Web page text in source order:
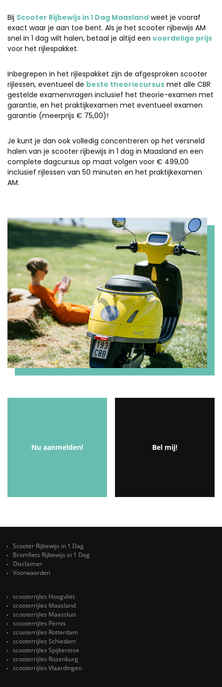
Bij Scooter Rijbewijs in 1 Dag Maasland weet je vooraf
exact waar je aan toe bent. Als je het scooter rijbewijs AM
snel in 1 dag wilt halen, betaal je altijd een voordelige prijs
voor het rijlespakket.
Inbegrepen in het rijlespakket zijn de afgesproken scooter
rijlessen, eventueel de beste theoriecursus met alle CBR
gestelde examenvragen inclusief het theorie-examen met
garantie, en het praktijkexamen met eventueel examen
garantie (meerprijs € 75,00)!
Je kunt je dan ook volledig concentreren op het versneld
halen van je scooter rijbewijs in 1 dag in Maasland en een
complete dagcursus op maat volgen voor € 499,00
inclusief rijlessen van 50 minuten en het praktijkexamen
AM.
Nu aanmelden! Bel mij!
Scooter Rijbewijs in 1 Dag
Bromfiets Rijbewijs in 1 Dag
Disclaimer
Voorwaarden
scooterrijles Hoogvliet
scooterrijles Maasland
scooterrijles Maassluis
scooterrijles Pernis
scooterrijles Rotterdam
scooterrijles Schiedam
scooterrijles Spijkenisse
scooterrijles Rozenburg
scooterrijles Vlaardingen